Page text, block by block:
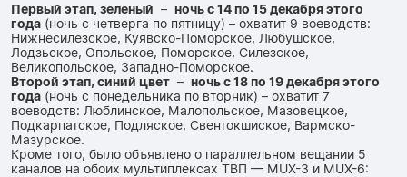
Первый этап, зеленый – ночь с 14 по 15 декабря этого
года (ночь с четверга по пятницу) – охватит 9 воеводств:
Нижнесилезское, Куявско-Поморское, Любушское,
Лодзьское, Опольское, Поморское, Силезское,
Великопольское, Западно-Поморское.
Второй этап, синий цвет – ночь с 18 по 19 декабря этого
года (ночь с понедельника по вторник) – охватит 7
воеводств: Люблинское, Малопольское, Мазовецкое,
Подкарпатское, Подляское, Свентокшиское, Вармско-
Мазурское.
Кроме того, было объявлено о параллельном вещании 5
каналов на обоих мультиплексах ТВП — MUX-3 и MUX-6: